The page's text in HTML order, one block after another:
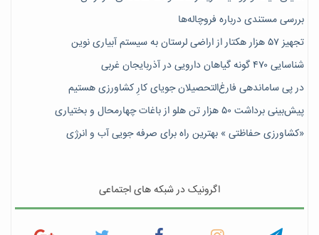
بررسی مستندی درباره فروچاله‌ها
تجهیز ۵۷ هزار هکتار از اراضی لرستان به سیستم آبیاری نوین
شناسایی ۴۷٠ گونه گیاهان دارویی در آذربایجان غربی
در پی ساماندهی فارغ‌التحصیلان جویای کارِ کشاورزی هستیم
پیش‎‌بینی برداشت ۵۰ هزار تن هلو از باغات چهارمحال و بختیاری
«کشاورزی حفاظتی » بهترین راه برای صرفه جویی آب و انرژی
اگرونیک در شبکه های اجتماعی